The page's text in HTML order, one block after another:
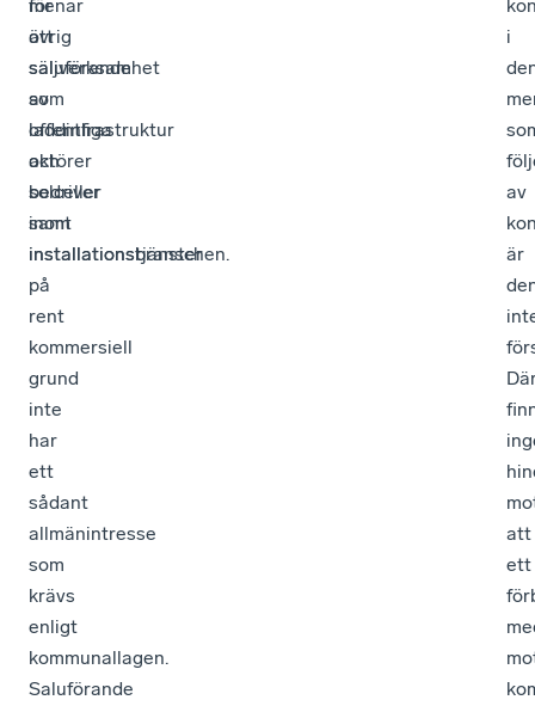
för
övrig
säljverksamhet
som
offentliga
aktörer
bedriver
inom
installationsbranschen.
menar
att
saluförande
av
laddinfrastruktur
och
solceller
samt
installationstjänster
på
rent
kommersiell
grund
inte
har
ett
sådant
allmänintresse
som
krävs
enligt
kommunallagen.
Saluförande
i
av
är
att
ett